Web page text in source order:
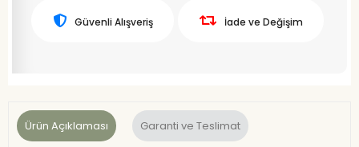
Güvenli Alışveriş İade ve Değişim
Ürün Açıklaması Garanti ve Teslimat